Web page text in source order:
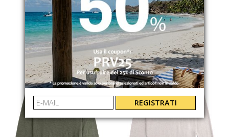
AH0128166
€ 110.00 -30%
€ 77.00
AH0128056
€ 110.00 -30%
€ 77.00
REGISTRATI